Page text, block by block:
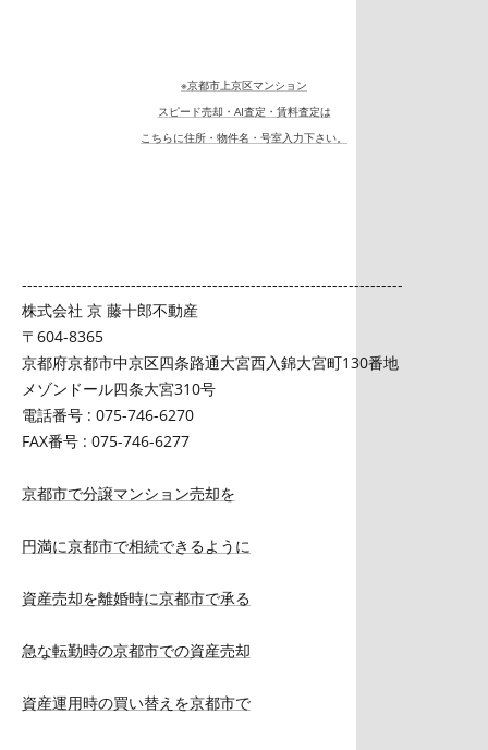
※京都市上京区マンション
スピード売却・AI査定・賃料査定は
こちらに住所・物件名・号室入力下さい。
----------------------------------------------------------------------
株式会社 京 藤十郎不動産
〒604-8365
京都府京都市中京区四条路通大宮西入錦大宮町130番地
メゾンドール四条大宮310号
電話番号 : 075-746-6270
FAX番号 : 075-746-6277
京都市で分譲マンション売却を
円満に京都市で相続できるように
資産売却を離婚時に京都市で承る
急な転勤時の京都市での資産売却
資産運用時の買い替えを京都市で